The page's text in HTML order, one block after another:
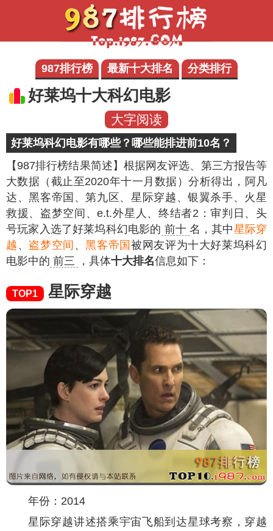
987排行榜 最新十大排名 分类排行
好莱坞十大科幻电影
大字阅读
好莱坞科幻电影有哪些？哪些能排进前10名？
【987排行榜结果简述】 根据网友评选、第三方报告等
大数据（截止至2020年十一月数据）分析得出，阿凡
达、黑客帝国、第九区、星际穿越、银翼杀手、火星
救援、盗梦空间、e.t.外星人、终结者2：审判日、头
号玩家入选了好莱坞科幻电影的 前十 名，其中星际穿
越 、 盗梦空间 、黑客帝国被网友评为十大好莱坞科幻
电影中的 前三 ，具体十大排名信息如下：
TOP1 星际穿越
年份：2014
星际穿越讲述搭乘宇宙飞船到达星球考察，穿越